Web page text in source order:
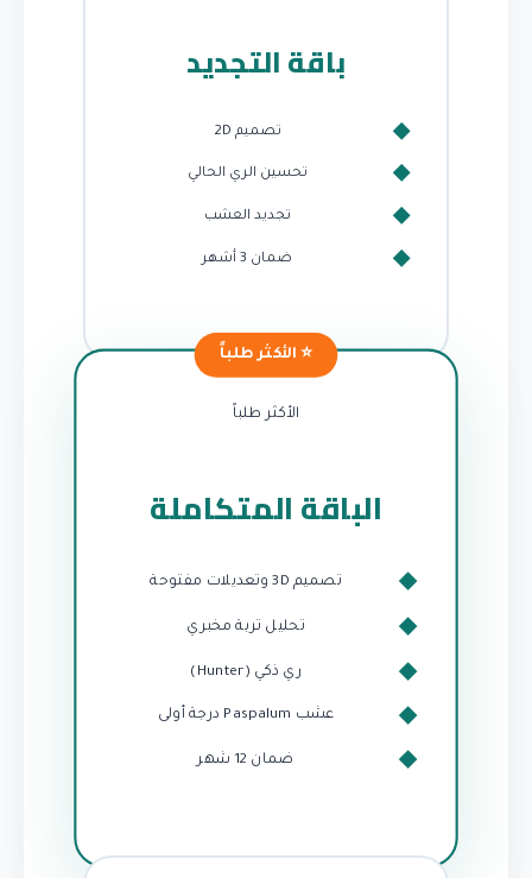
باقة التجديد
تصميم 2D
تحسين الري الحالي
تجديد العشب
ضمان 3 أشهر
الأكثر طلباً
الباقة المتكاملة
تصميم 3D وتعديلات مفتوحة
تحليل تربة مخبري
ري ذكي (Hunter)
عشب Paspalum درجة أولى
ضمان 12 شهر